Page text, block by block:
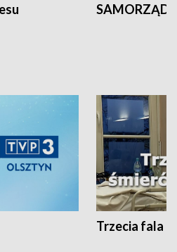
SAMORZĄD
Trzecia fala -